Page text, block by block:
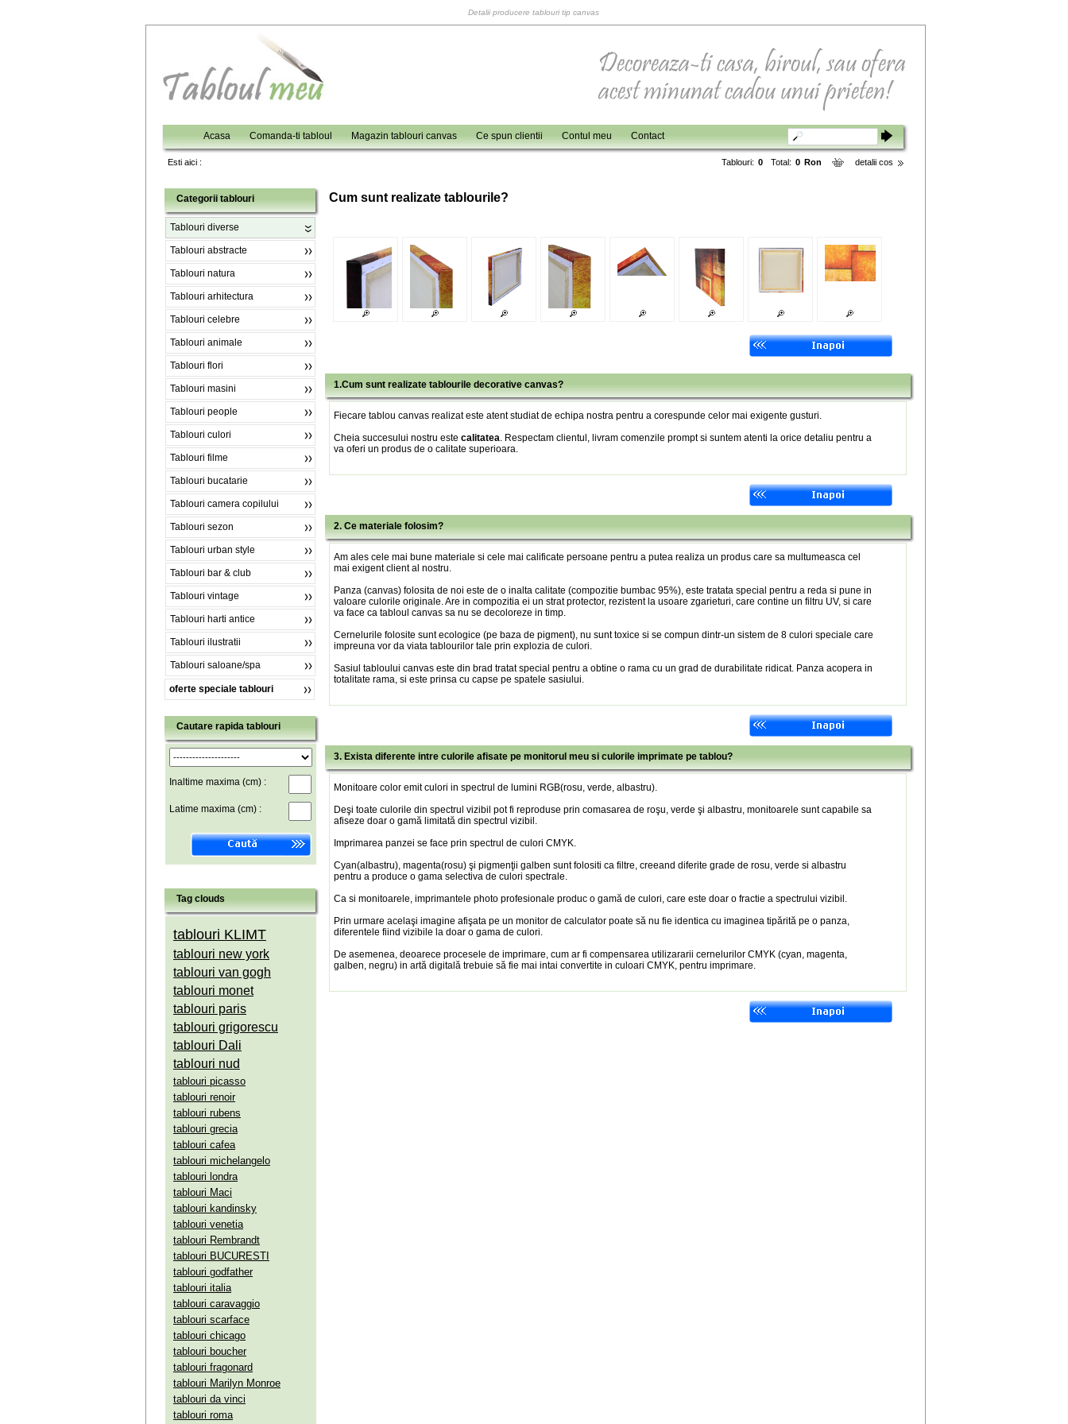
Detalii producere tablouri tip canvas
Acasa Comanda-ti tabloul Magazin tablouri canvas Ce spun clientii Contul meu Contact
Esti aici : detalii cos
Tablouri: 0 Total: 0 Ron
Categorii tablouri
Tablouri diverse
Tablouri abstracte
Tablouri natura
Tablouri arhitectura
Tablouri celebre
Tablouri animale
Tablouri flori
Tablouri masini
Tablouri people
Tablouri culori
Tablouri filme
Tablouri bucatarie
Tablouri camera copilului
Tablouri sezon
Tablouri urban style
Tablouri bar & club
Tablouri vintage
Tablouri harti antice
Tablouri ilustratii
Tablouri saloane/spa
oferte speciale tablouri
Cautare rapida tablouri
Inaltime maxima (cm) :
Latime maxima (cm) :
Tag clouds
tablouri KLIMT
tablouri new york
tablouri van gogh
tablouri monet
tablouri paris
tablouri grigorescu
tablouri Dali
tablouri nud
tablouri picasso
tablouri renoir
tablouri rubens
tablouri grecia
tablouri cafea
tablouri michelangelo
tablouri londra
tablouri Maci
tablouri kandinsky
tablouri venetia
tablouri Rembrandt
tablouri BUCURESTI
tablouri godfather
tablouri italia
tablouri caravaggio
tablouri scarface
tablouri chicago
tablouri boucher
tablouri fragonard
tablouri Marilyn Monroe
tablouri da vinci
tablouri roma
Cum sunt realizate tablourile?
1.Cum sunt realizate tablourile decorative canvas?
Fiecare tablou canvas realizat este atent studiat de echipa nostra pentru a corespunde celor mai exigente gusturi.
Cheia succesului nostru este calitatea. Respectam clientul, livram comenzile prompt si suntem atenti la orice detaliu pentru a
va oferi un produs de o calitate superioara.
2. Ce materiale folosim?
Am ales cele mai bune materiale si cele mai calificate persoane pentru a putea realiza un produs care sa multumeasca cel
mai exigent client al nostru.
Panza (canvas) folosita de noi este de o inalta calitate (compozitie bumbac 95%), este tratata special pentru a reda si pune in
valoare culorile originale. Are in compozitia ei un strat protector, rezistent la usoare zgarieturi, care contine un filtru UV, si care
va face ca tabloul canvas sa nu se decoloreze in timp.
Cernelurile folosite sunt ecologice (pe baza de pigment), nu sunt toxice si se compun dintr-un sistem de 8 culori speciale care
impreuna vor da viata tablourilor tale prin explozia de culori.
Sasiul tabloului canvas este din brad tratat special pentru a obtine o rama cu un grad de durabilitate ridicat. Panza acopera in
totalitate rama, si este prinsa cu capse pe spatele sasiului.
3. Exista diferente intre culorile afisate pe monitorul meu si culorile imprimate pe tablou?
Monitoare color emit culori in spectrul de lumini RGB(rosu, verde, albastru).
Deşi toate culorile din spectrul vizibil pot fi reproduse prin comasarea de roşu, verde şi albastru, monitoarele sunt capabile sa
afiseze doar o gamă limitată din spectrul vizibil.
Imprimarea panzei se face prin spectrul de culori CMYK.
Cyan(albastru), magenta(rosu) şi pigmenţii galben sunt folositi ca filtre, creeand diferite grade de rosu, verde si albastru
pentru a produce o gama selectiva de culori spectrale.
Ca si monitoarele, imprimantele photo profesionale produc o gamă de culori, care este doar o fractie a spectrului vizibil.
Prin urmare acelaşi imagine afişata pe un monitor de calculator poate să nu fie identica cu imaginea tipărită pe o panza,
diferentele fiind vizibile la doar o gama de culori.
De asemenea, deoarece procesele de imprimare, cum ar fi compensarea utilizararii cernelurilor CMYK (cyan, magenta,
galben, negru) in artă digitală trebuie să fie mai intai convertite in culoari CMYK, pentru imprimare.